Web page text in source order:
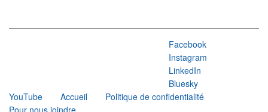
Facebook
Instagram
LinkedIn
Bluesky
YouTube
Accueil
Politique de confidentialité
Pour nous joindre